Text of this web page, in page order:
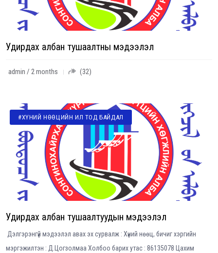
Удирдах албан тушаалтны мэдээлэл
admin / 2 months (32)
#ХҮНИЙ НӨӨЦИЙН ИЛ ТОД БАЙДАЛ
Удирдах албан тушаалтуудын мэдээлэл
Дэлгэрэнгүй мэдээлэл авах эх сурвалж : Хүний нөөц, бичиг хэргийн
мэргэжилтэн : Д.Цогзолмаа Холбоо барих утас : 86135078 Цахим